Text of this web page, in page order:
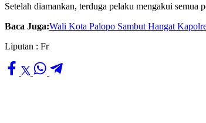
Setelah diamankan, terduga pelaku mengakui semua
Baca Juga:Wali Kota Palopo Sambut Hangat
Liputan : Fr